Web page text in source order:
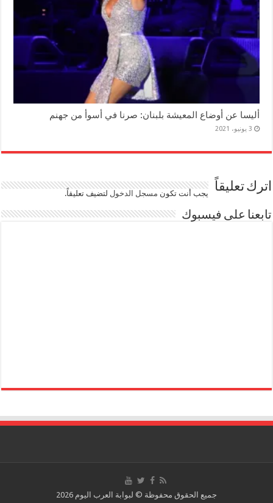
أليسا عن أوضاع المعيشة بلبنان: صرنا في أسوأ من جهنم
3 يونيو، 2021
اترك تعليقاً يجب أنت تكون مسجل الدخوللتضيف تعليقاً.
تابعنا على فيسبوك
جميع الحقوق محفوظة © لبوابة العرب اليوم 2026